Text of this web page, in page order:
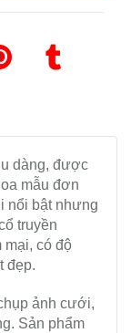
dàng, được
mẫu đơn
nổi bật nhưng
truyền
mại, có độ
đẹp.
ảnh cưới,
Sản phẩm